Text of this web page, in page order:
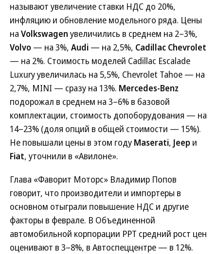
называют увеличение ставки НДС до 20%,
инфляцию и обновление модельного ряда. Цены
на Volkswagen увеличились в среднем на 2–3%,
Volvo — на 3%, Audi — на 2,5%, Cadillac Chevrolet
— на 2%. Стоимость моделей Cadillac Escalade
Luxury увеличилась на 5,5%, Chevrolet Tahoe — на
2,7%, MINI — сразу на 13%. Mercedes-Benz
подорожал в среднем на 3–6% в базовой
комплектации, стоимость допоборудования — на
14–23% (доля опций в общей стоимости — 15%).
Не повышали цены в этом году Maserati, Jeep и
Fiat, уточнили в «Авилоне».
Глава «Фаворит Моторс» Владимир Попов
говорит, что производители и импортеры в
основном отыграли повышение НДС и другие
факторы в феврале. В Объединенной
автомобильной корпорации РРТ средний рост цен
оценивают в 3–8%, в Автоспеццентре — в 12%.